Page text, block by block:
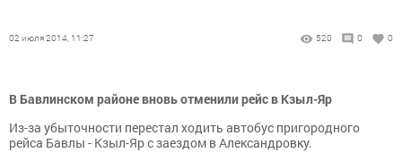
02 июля 2014, 11:27 520 0 0
В Бавлинском районе вновь отменили рейс в Кзыл-Яр
Из-за убыточности перестал ходить автобус пригородного
рейса Бавлы - Кзыл-Яр с заездом в Александровку.